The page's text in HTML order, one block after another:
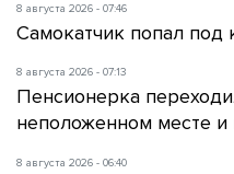
8 августа 2026 - 07:46
Самокатчик попал под
8 августа 2026 - 07:13
Пенсионерка
неположенном месте
8 августа 2026 - 06:40